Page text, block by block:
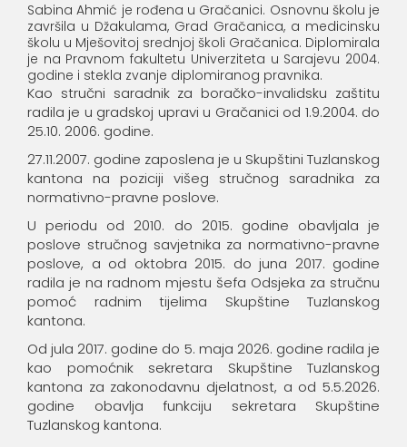
Sabina Ahmić je rođena u Gračanici. Osnovnu školu je
završila u Džakulama, Grad Gračanica, a medicinsku
školu u Mješovitoj srednjoj školi Gračanica. Diplomirala
je na Pravnom fakultetu Univerziteta u Sarajevu 2004.
godine i stekla zvanje diplomiranog pravnika.
Kao stručni saradnik za boračko-invalidsku zaštitu
radila je u gradskoj upravi u Gračanici od 1.9.2004. do
25.10. 2006. godine.
27.11.2007. godine zaposlena je u Skupštini Tuzlanskog
kantona na poziciji višeg stručnog saradnika za
normativno-pravne poslove.
U periodu od 2010. do 2015. godine obavljala je
poslove stručnog savjetnika za normativno-pravne
poslove, a od oktobra 2015. do juna 2017. godine
radila je na radnom mjestu šefa Odsjeka za stručnu
pomoć radnim tijelima Skupštine Tuzlanskog
kantona.
Od jula 2017. godine do 5. maja 2026. godine radila je
kao pomoćnik sekretara Skupštine Tuzlanskog
kantona za zakonodavnu djelatnost, a od 5.5.2026.
godine obavlja funkciju sekretara Skupštine
Tuzlanskog kantona.